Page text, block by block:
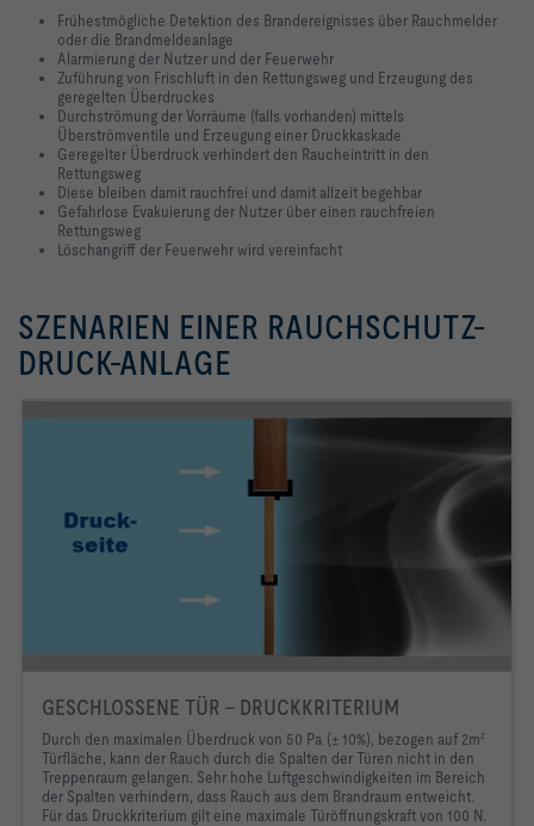
Frühestmögliche Detektion des Brandereignisses über Rauchmelder
oder die Brandmeldeanlage
Alarmierung der Nutzer und der Feuerwehr
Zuführung von Frischluft in den Rettungsweg und Erzeugung des
geregelten Überdruckes
Durchströmung der Vorräume (falls vorhanden) mittels
Überströmventile und Erzeugung einer Druckkaskade
Geregelter Überdruck verhindert den Raucheintritt in den
Rettungsweg
Diese bleiben damit rauchfrei und damit allzeit begehbar
Gefahrlose Evakuierung der Nutzer über einen rauchfreien
Rettungsweg
Löschangriff der Feuerwehr wird vereinfacht
SZENARIEN EINER RAUCHSCHUTZ-
DRUCK-ANLAGE
GESCHLOSSENE TÜR – DRUCKKRITERIUM
Durch den maximalen Überdruck von 50 Pa (± 10%), bezogen auf 2m²
Türfläche, kann der Rauch durch die Spalten der Türen nicht in den
Treppenraum gelangen. Sehr hohe Luftgeschwindigkeiten im Bereich
der Spalten verhindern, dass Rauch aus dem Brandraum entweicht.
Für das Druckkriterium gilt eine maximale Türöffnungskraft von 100 N.